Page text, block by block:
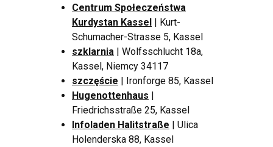
Centrum Społeczeństwa
Kurdystan Kassel | Kurt-
Schumacher-Strasse 5, Kassel
szklarnia | Wolfsschlucht 18a,
Kassel, Niemcy 34117
szczęście | Ironforge 85, Kassel
Hugenottenhaus |
Friedrichsstraße 25, Kassel
Infoladen Halitstraße | Ulica
Holenderska 88, Kassel